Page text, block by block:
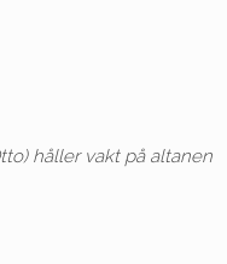
håller vakt på altanen